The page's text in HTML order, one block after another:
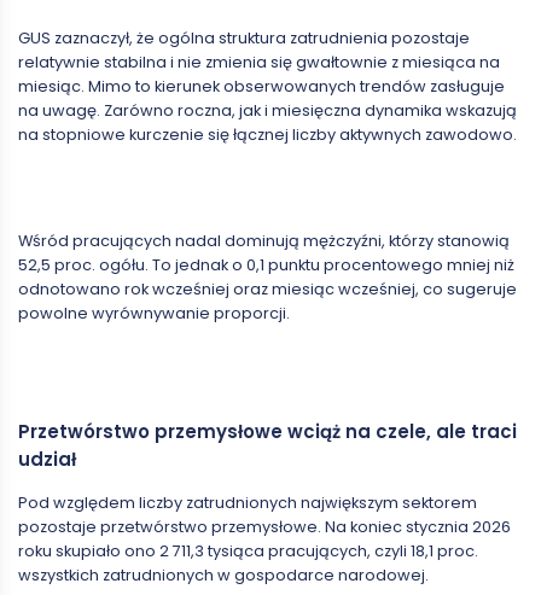
GUS zaznaczył, że ogólna struktura zatrudnienia pozostaje
relatywnie stabilna i nie zmienia się gwałtownie z miesiąca na
miesiąc. Mimo to kierunek obserwowanych trendów zasługuje
na uwagę. Zarówno roczna, jak i miesięczna dynamika wskazują
na stopniowe kurczenie się łącznej liczby aktywnych zawodowo.
Wśród pracujących nadal dominują mężczyźni, którzy stanowią
52,5 proc. ogółu. To jednak o 0,1 punktu procentowego mniej niż
odnotowano rok wcześniej oraz miesiąc wcześniej, co sugeruje
powolne wyrównywanie proporcji.
Przetwórstwo przemysłowe wciąż na czele, ale traci
udział
Pod względem liczby zatrudnionych największym sektorem
pozostaje przetwórstwo przemysłowe. Na koniec stycznia 2026
roku skupiało ono 2 711,3 tysiąca pracujących, czyli 18,1 proc.
wszystkich zatrudnionych w gospodarce narodowej.